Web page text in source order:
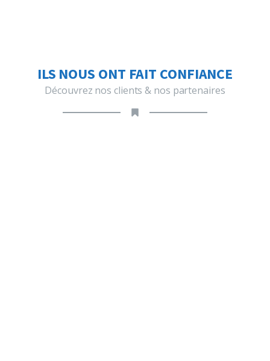
ILS NOUS ONT FAIT CONFIANCE
Découvrez nos clients & nos partenaires